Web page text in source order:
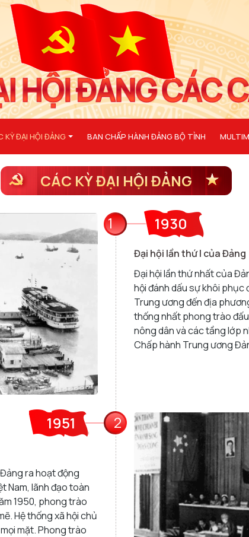
KỲ ĐẠI HỘI ĐẢNG BAN CHẤP HÀNH ĐẢNG BỘ TỈNH
CÁC KỲ ĐẠI HỘI ĐẢNG
1 1930
Đại hội lần thứ I của Đảng
Đại hội lần thứ nhất của
hội đánh dấu sự khôi
Trung ương đến địa
thống nhất phong trào
nông dân và các tầng lớp
Chấp hành Trung ương
2
1951
ra hoạt động
Nam, lãnh đạo toàn
1950, phong trào
Hệ thống xã hội chủ
mặt. Phong trào